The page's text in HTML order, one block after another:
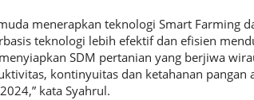
menerapkan teknologi Smart Farming
teknologi lebih efektif dan efisien
SDM pertanian yang berjiwa
kontinyuitas dan ketahanan pangan
kata Syahrul.